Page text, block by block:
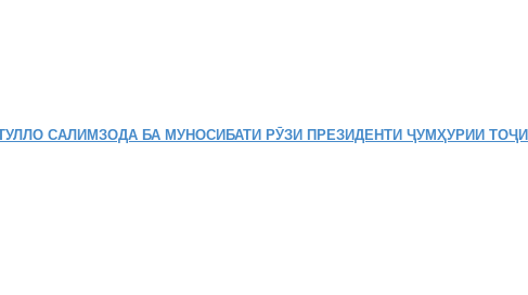
САЛИМЗОДА БА МУНОСИБАТИ РӮЗИ ПРЕЗИДЕНТИ ҶУМҲУРИИ